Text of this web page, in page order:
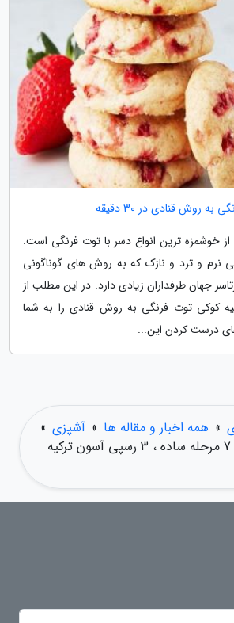
روش قنادی در 30 دقیقه
خوشمزه ترین انواع دسر با توت فرنگی است.
نرم و ترد و نازک که به روش های گوناگونی
جهان طرفداران زیادی دارد. در این مطلب از
کوکی توت فرنگی به روش قنادی را به شما
درست کردن این...
» همه اخبار و مقاله ها » آشپزی »
لوکوم پسته ای در 7 مرحله ساده ، 3 رسپی آسون ترکیه